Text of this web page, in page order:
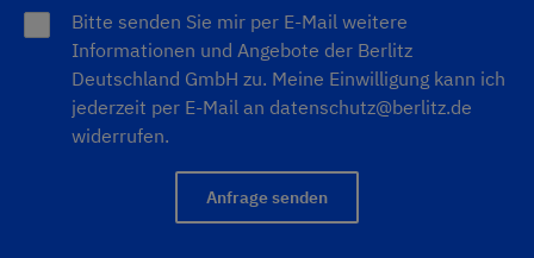
Bitte senden Sie mir per E-Mail weitere
Informationen und Angebote der Berlitz
Deutschland GmbH zu. Meine Einwilligung kann ich
jederzeit per E-Mail an datenschutz@berlitz.de
widerrufen.
Anfrage senden